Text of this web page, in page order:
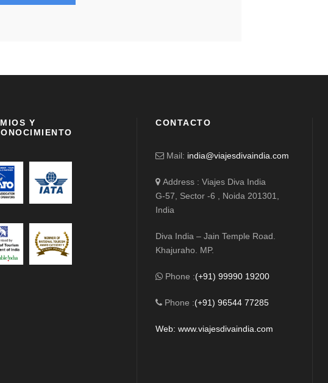
Y
CONTACTO
Mail: india@viajesdivaindia.com
Address : Viajes Diva India
G-57, Sector -6 , Noida 201301,
India
Diva India – Jain Temple Road.
Khajuraho. MP.
Phone :(+91) 99990 19200
Phone :(+91) 96544 77285
Web: www.viajesdivaindia.com